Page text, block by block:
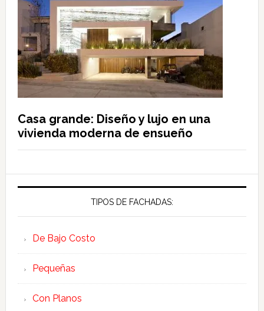
Casa grande: Diseño y lujo en una
vivienda moderna de ensueño
TIPOS DE FACHADAS:
De Bajo Costo
Pequeñas
Con Planos